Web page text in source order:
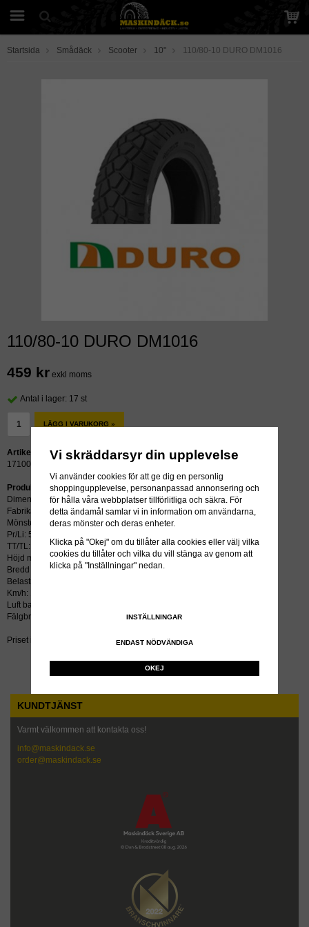
Startsida Smådäck Scooter 10" 110/80-10 DURO DM1016
110/80-10 DURO DM1016
459 kr exkl moms
Antal i lager: 17 st
LÄGG I VARUKORG »
Artikelnummer:
17100
Produktbeskrivning:
Dimension: 110/80-10
Fabrikat: DURO
Mönster: DM1016
Pr/Li: 58J
TT/TL: TL (slang krävs ej)
Höjd mm: 436
Bredd mm: 109
Belastning kg/psi: 236
Km/h: 100
Luft bar: 3.00
Fälgbredd tum: 2.50x10
Priset inkluderar återvinningsavgift!
KUNDTJÄNST
Varmt välkommen att kontakta oss!
info@maskindack.se
order@maskindack.se
Vi skräddarsyr din upplevelse
Vi använder cookies för att ge dig en personlig
shoppingupplevelse, personanpassad annonsering och
för hålla våra webbplatser tillförlitliga och säkra. För
detta ändamål samlar vi in information om användarna,
deras mönster och deras enheter.
Klicka på "Okej" om du tillåter alla cookies eller välj vilka
cookies du tillåter och vilka du vill stänga av genom att
klicka på "Inställningar" nedan.
INSTÄLLNINGAR
ENDAST NÖDVÄNDIGA
OKEJ